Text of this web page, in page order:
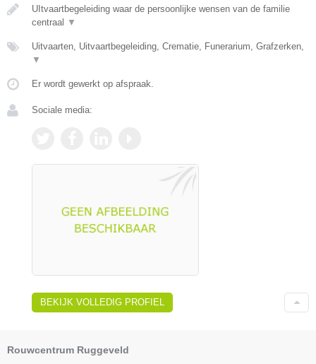
UItvaartbegeleiding waar de persoonlijke wensen van de familie
centraal
▼
Uitvaarten, Uitvaartbegeleiding, Crematie, Funerarium, Grafzerken,
▼
Er wordt gewerkt op afspraak.
Sociale media:
BEKIJK VOLLEDIG PROFIEL
Rouwcentrum Ruggeveld